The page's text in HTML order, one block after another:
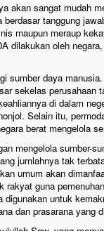
akan sangat mudah
berdasar tanggung
maupun meraup
dilakukan oleh
sumber daya
sekelas perusahaan
di dalam
Selain itu,
berat mengelola
mengelola sumber-
jumlahnya tak
umum akan
rakyat guna
digunakan untuk
dan prasarana yang